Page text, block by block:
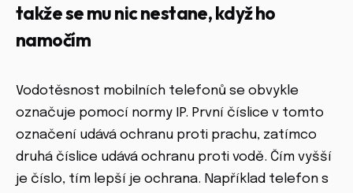
takže se mu nic nestane, když ho
namočím
Vodotěsnost mobilních telefonů se obvykle
označuje pomocí normy IP. První číslice v tomto
označení udává ochranu proti prachu, zatímco
druhá číslice udává ochranu proti vodě. Čím vyšší
je číslo, tím lepší je ochrana. Například telefon s